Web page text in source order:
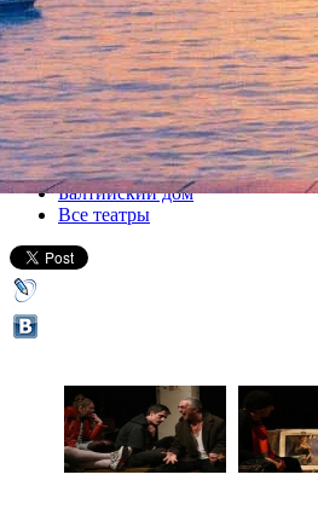
Лерка
17 января 2013, четверг,19.00
Версия для печати
Все спектакли
Балтийский дом
Все театры